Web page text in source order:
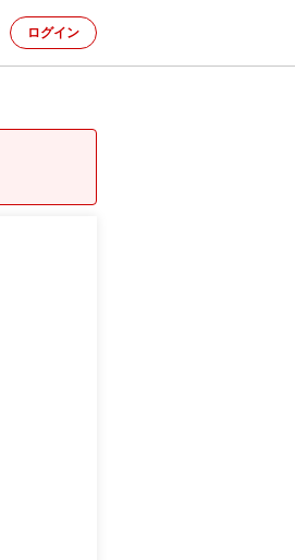
ログイン